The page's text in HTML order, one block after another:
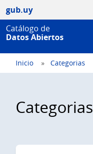
gub.uy
Catálogo de
Datos Abiertos
Inicio Categorias
Categorias